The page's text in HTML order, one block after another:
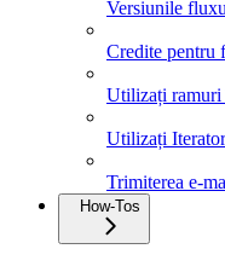
Versiunile
Credite pentru
Utilizați
Utilizați Iterator
Trimiterea e-
How-Tos